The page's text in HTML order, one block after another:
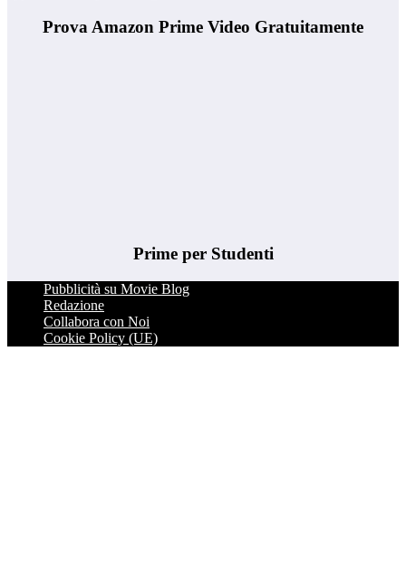
Prova Amazon Prime Video Gratuitamente
Prime per Studenti
Pubblicità su Movie Blog
Redazione
Collabora con Noi
Cookie Policy (UE)